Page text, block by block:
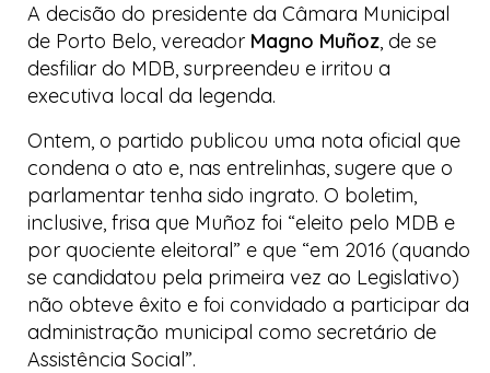
A decisão do presidente da Câmara Municipal
de Porto Belo, vereador Magno Muñoz, de se
desfiliar do MDB, surpreendeu e irritou a
executiva local da legenda.
Ontem, o partido publicou uma nota oficial que
condena o ato e, nas entrelinhas, sugere que o
parlamentar tenha sido ingrato. O boletim,
inclusive, frisa que Muñoz foi “eleito pelo MDB e
por quociente eleitoral” e que “em 2016 (quando
se candidatou pela primeira vez ao Legislativo)
não obteve êxito e foi convidado a participar da
administração municipal como secretário de
Assistência Social”.